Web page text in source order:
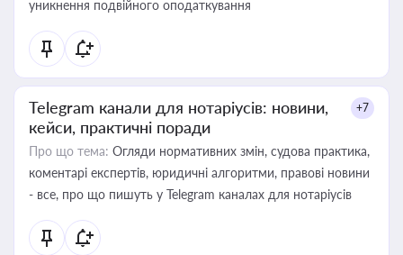
уникнення подвійного оподаткування
Telegram канали для нотаріусів: новини,
кейси, практичні поради
+7
Про що тема: Огляди нормативних змін, судова практика,
коментарі експертів, юридичні алгоритми, правові новини
- все, про що пишуть у Telegram каналах для нотаріусів